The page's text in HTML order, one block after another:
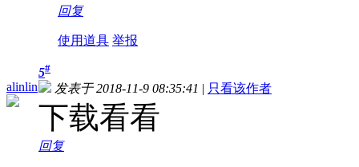
回复
使用道具 举报
alinlin
5#
发表于 2018-11-9 08:35:41 | 只看该作者
下载看看
回复